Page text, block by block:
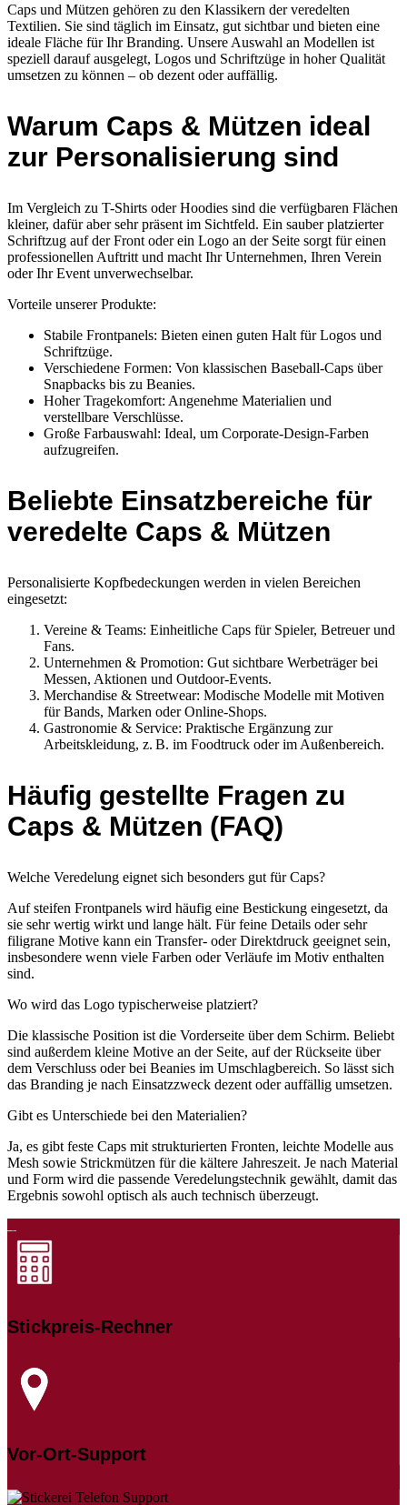
Caps und Mützen gehören zu den Klassikern der veredelten
Textilien. Sie sind täglich im Einsatz, gut sichtbar und bieten eine
ideale Fläche für Ihr Branding. Unsere Auswahl an Modellen ist
speziell darauf ausgelegt, Logos und Schriftzüge in hoher Qualität
umsetzen zu können – ob dezent oder auffällig.
Warum Caps & Mützen ideal
zur Personalisierung sind
Im Vergleich zu T-Shirts oder Hoodies sind die verfügbaren Flächen
kleiner, dafür aber sehr präsent im Sichtfeld. Ein sauber platzierter
Schriftzug auf der Front oder ein Logo an der Seite sorgt für einen
professionellen Auftritt und macht Ihr Unternehmen, Ihren Verein
oder Ihr Event unverwechselbar.
Vorteile unserer Produkte:
Stabile Frontpanels: Bieten einen guten Halt für Logos und
Schriftzüge.
Verschiedene Formen: Von klassischen Baseball-Caps über
Snapbacks bis zu Beanies.
Hoher Tragekomfort: Angenehme Materialien und
verstellbare Verschlüsse.
Große Farbauswahl: Ideal, um Corporate-Design-Farben
aufzugreifen.
Beliebte Einsatzbereiche für
veredelte Caps & Mützen
Personalisierte Kopfbedeckungen werden in vielen Bereichen
eingesetzt:
Vereine & Teams: Einheitliche Caps für Spieler, Betreuer und
Fans.
Unternehmen & Promotion: Gut sichtbare Werbeträger bei
Messen, Aktionen und Outdoor-Events.
Merchandise & Streetwear: Modische Modelle mit Motiven
für Bands, Marken oder Online-Shops.
Gastronomie & Service: Praktische Ergänzung zur
Arbeitskleidung, z. B. im Foodtruck oder im Außenbereich.
Häufig gestellte Fragen zu
Caps & Mützen (FAQ)
Welche Veredelung eignet sich besonders gut für Caps?
Auf steifen Frontpanels wird häufig eine Bestickung eingesetzt, da
sie sehr wertig wirkt und lange hält. Für feine Details oder sehr
filigrane Motive kann ein Transfer- oder Direktdruck geeignet sein,
insbesondere wenn viele Farben oder Verläufe im Motiv enthalten
sind.
Wo wird das Logo typischerweise platziert?
Die klassische Position ist die Vorderseite über dem Schirm. Beliebt
sind außerdem kleine Motive an der Seite, auf der Rückseite über
dem Verschluss oder bei Beanies im Umschlagbereich. So lässt sich
das Branding je nach Einsatzzweck dezent oder auffällig umsetzen.
Gibt es Unterschiede bei den Materialien?
Ja, es gibt feste Caps mit strukturierten Fronten, leichte Modelle aus
Mesh sowie Strickmützen für die kältere Jahreszeit. Je nach Material
und Form wird die passende Veredelungstechnik gewählt, damit das
Ergebnis sowohl optisch als auch technisch überzeugt.
Stickpreis-Rechner
Vor-Ort-Support